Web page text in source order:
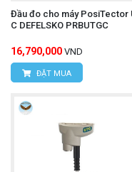
Đầu đo cho máy PosiTector
C DEFELSKO PRBUTGC
16,790,000 VND
ĐẶT MUA